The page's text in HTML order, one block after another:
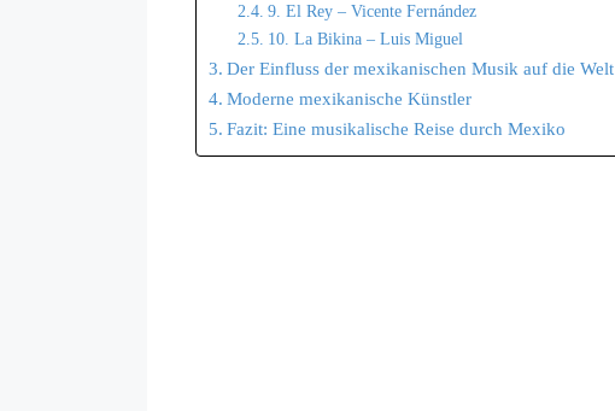
9. El Rey – Vicente Fernández
10. La Bikina – Luis Miguel
Der Einfluss der mexikanischen Musik auf die Welt
Moderne mexikanische Künstler
Fazit: Eine musikalische Reise durch Mexiko